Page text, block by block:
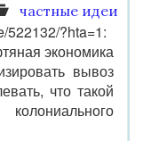
частные идеи
522132/?hta=1:
экономика
вывоз
что такой